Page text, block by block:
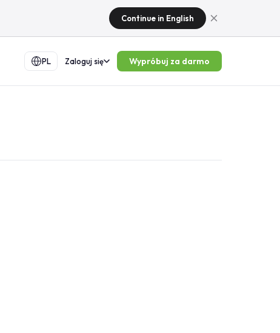
Continue in English
PL Zaloguj się Wypróbuj za darmo